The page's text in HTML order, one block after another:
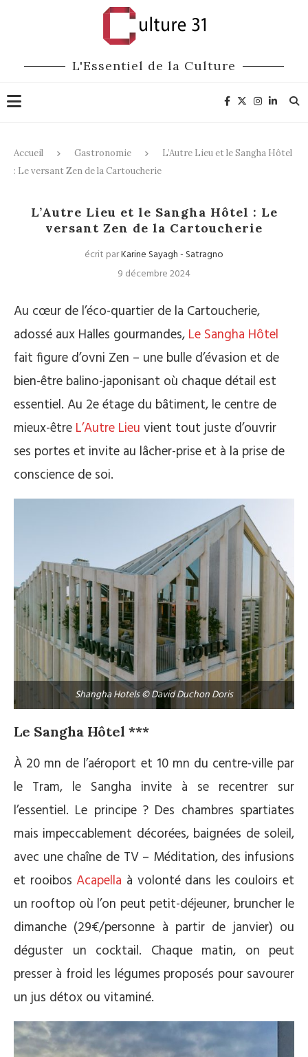
L'Essentiel de la Culture
Accueil Gastronomie
L’Autre Lieu et le Sangha Hôtel
: Le versant Zen de la Cartoucherie
L’Autre Lieu et le Sangha Hôtel : Le
versant Zen de la Cartoucherie
écrit parKarine Sayagh - Satragno
9 décembre 2024
Au cœur de l’éco-quartier de la Cartoucherie,
adossé aux Halles gourmandes, Le Sangha Hôtel
fait figure d’ovni Zen – une bulle d’évasion et de
bien-être balino-japonisant où chaque détail est
essentiel. Au 2e étage du bâtiment, le centre de
mieux-être L’Autre Lieu vient tout juste d’ouvrir
ses portes et invite au lâcher-prise et à la prise de
conscience de soi.
Shangha Hotels © David Duchon Doris
Le Sangha Hôtel ***
À 20 mn de l’aéroport et 10 mn du centre-ville par
le Tram, le Sangha invite à se recentrer sur
l’essentiel. Le principe ? Des chambres spartiates
mais impeccablement décorées, baignées de soleil,
avec une chaîne de TV – Méditation, des infusions
et rooibosAcapella à volonté dans les couloirs et
un rooftop où l’on peut petit-déjeuner, bruncher le
dimanche (29€/personne à partir de janvier) ou
déguster un cocktail. Chaque matin, on peut
presser à froid les légumes proposés pour savourer
un jus détox ou vitaminé.